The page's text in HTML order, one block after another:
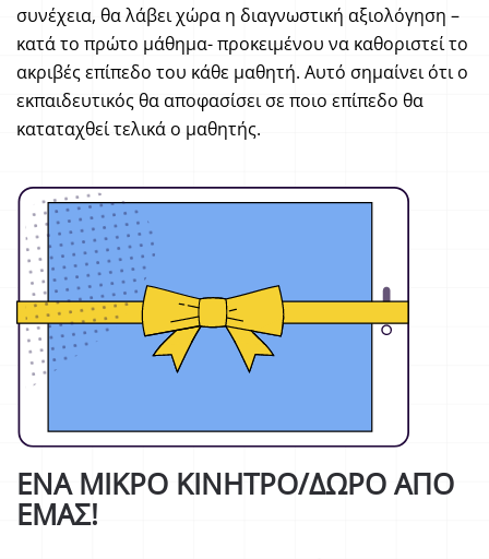
συνέχεια, θα λάβει χώρα η διαγνωστική αξιολόγηση –
κατά το πρώτο μάθημα- προκειμένου να καθοριστεί το
ακριβές επίπεδο του κάθε μαθητή. Αυτό σημαίνει ότι ο
εκπαιδευτικός θα αποφασίσει σε ποιο επίπεδο θα
καταταχθεί τελικά ο μαθητής.
ΕΝΑ ΜΙΚΡΟ ΚΙΝΗΤΡΟ/ΔΩΡΟ ΑΠΟ
ΕΜΑΣ!